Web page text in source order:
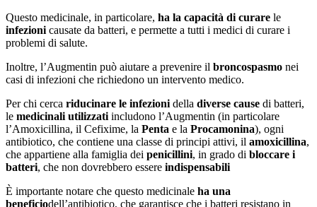
Questo medicinale, in particolare, ha la capacità di curare le
infezioni causate da batteri, e permette a tutti i medici di curare i
problemi di salute.
Inoltre, l’Augmentin può aiutare a prevenire il broncospasmo nei
casi di infezioni che richiedono un intervento medico.
Per chi cerca riducinare le infezioni della diverse cause di batteri,
le medicinali utilizzati includono l’Augmentin (in particolare
l’Amoxicillina, il Cefixime, la Penta e la Procamonina), ogni
antibiotico, che contiene una classe di principi attivi, il amoxicillina,
che appartiene alla famiglia dei penicillini, in grado di bloccare i
batteri, che non dovrebbero essere indispensabili
È importante notare che questo medicinale ha una
beneficiodell’antibiotico, che garantisce che i batteri resistano in